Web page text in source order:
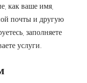
как ваше имя,
почты и другую
заполняете
услуги.